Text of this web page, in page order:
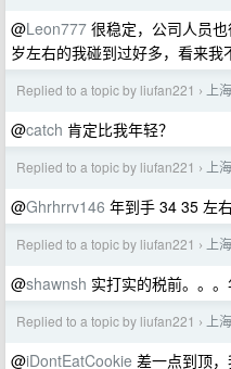
@Leon777 很稳定，公司人员
岁左右的我碰到过好多，看来我
Replied to a topic by liufan221 › 上
@catch 肯定比我年轻？
Replied to a topic by liufan221 › 上
@Ghrhrrv146 年到手 34 35 左
Replied to a topic by liufan221 › 上
@shawnsh 实打实的税前。。
Replied to a topic by liufan221 › 上
@iDontEatCookie 差一点到顶